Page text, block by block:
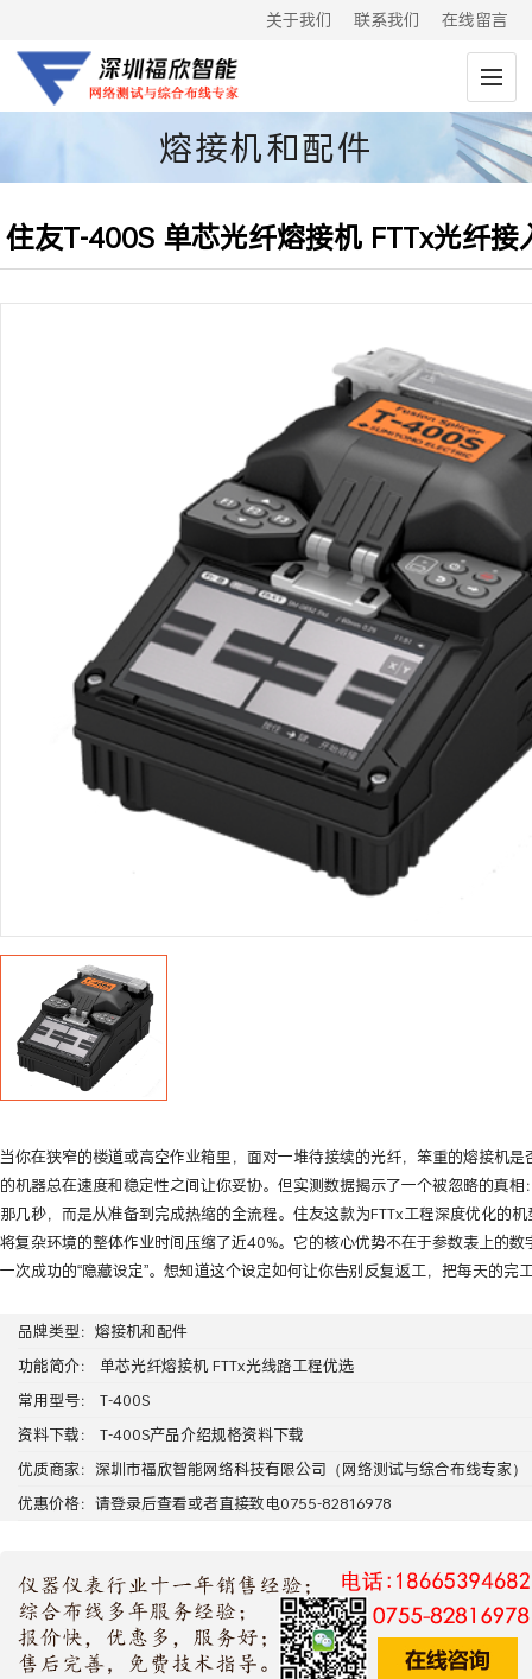
关于我们 联系我们 在线留言
熔接机和配件
住友T-400S 单芯光纤熔接机 FTTx光纤
当你在狭窄的楼道或高空作业箱里，面对一堆待接续的光纤，笨重的熔接机
的机器总在速度和稳定性之间让你妥协。但实测数据揭示了一个被忽略的真
那几秒，而是从准备到完成热缩的全流程。住友这款为FTTx工程深度优化的
将复杂环境的整体作业时间压缩了近40%。它的核心优势不在于参数表上的
一次成功的“隐藏设定”。想知道这个设定如何让你告别反复返工，把每天的完
品牌类型： 熔接机和配件
功能简介： 单芯光纤熔接机 FTTx光线路工程优选
常用型号： T-400S
资料下载： T-400S产品介绍规格资料下载
优质商家： 深圳市福欣智能网络科技有限公司 （网络测试与综合布线专家）
优惠价格：请登录后查看或者直接致电0755-82816978